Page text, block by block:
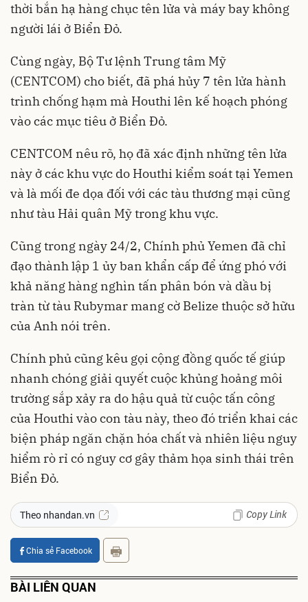
thời bắn hạ hàng chục tên lửa và máy bay không
người lái ở Biển Đỏ.
Cùng ngày, Bộ Tư lệnh Trung tâm Mỹ
(CENTCOM) cho biết, đã phá hủy 7 tên lửa hành
trình chống hạm mà Houthi lên kế hoạch phóng
vào các mục tiêu ở Biển Đỏ.
CENTCOM nêu rõ, họ đã xác định những tên lửa
này ở các khu vực do Houthi kiểm soát tại Yemen
và là mối đe dọa đối với các tàu thương mại cũng
như tàu Hải quân Mỹ trong khu vực.
Cũng trong ngày 24/2, Chính phủ Yemen đã chỉ
đạo thành lập 1 ủy ban khẩn cấp để ứng phó với
khả năng hàng nghìn tấn phân bón và dầu bị
tràn từ tàu Rubymar mang cờ Belize thuộc sở hữu
của Anh nói trên.
Chính phủ cũng kêu gọi cộng đồng quốc tế giúp
nhanh chóng giải quyết cuộc khủng hoảng môi
trường sắp xảy ra do hậu quả từ cuộc tấn công
của Houthi vào con tàu này, theo đó triển khai các
biện pháp ngăn chặn hóa chất và nhiên liệu nguy
hiểm rò rỉ có nguy cơ gây thảm họa sinh thái trên
Biển Đỏ.
Theo nhandan.vn Copy Link
Chia sẻ Facebook
BÀI LIÊN QUAN